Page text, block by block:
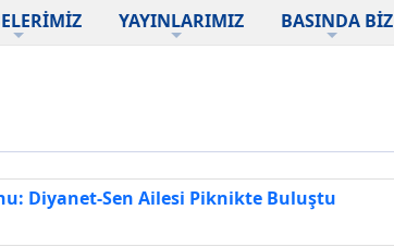
YAYINLARIMIZ BASINDA BİZ
Diyanet-Sen Ailesi Piknikte Buluştu